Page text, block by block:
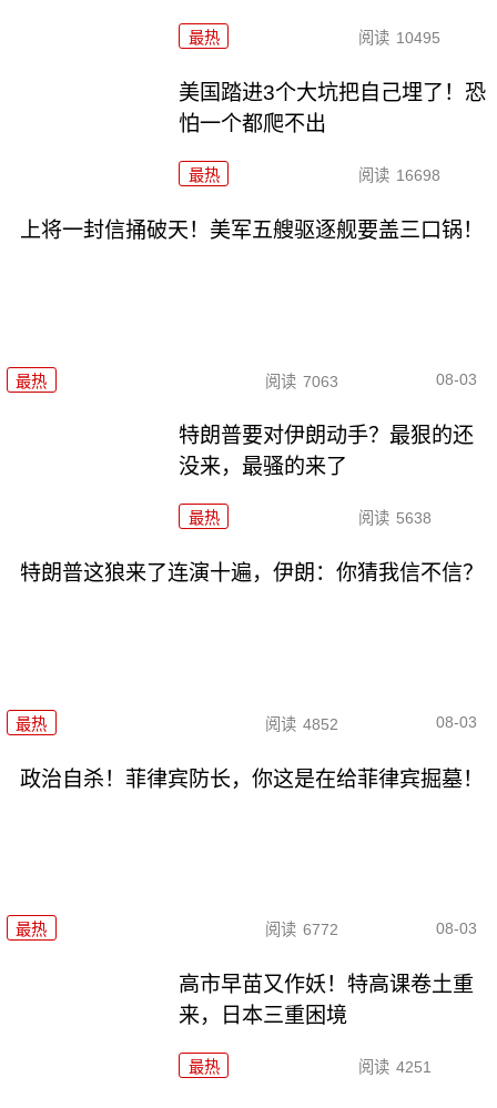
最热 阅读 10495
美国踏进3个大坑把自己埋了！恐
怕一个都爬不出
最热 阅读 16698
上将一封信捅破天！美军五艘驱逐舰要盖三口锅！
最热 阅读 7063 08-03
特朗普要对伊朗动手？最狠的还
没来，最骚的来了
最热 阅读 5638
特朗普这狼来了连演十遍，伊朗：你猜我信不信？
最热 阅读 4852 08-03
政治自杀！菲律宾防长，你这是在给菲律宾掘墓！
最热 阅读 6772 08-03
高市早苗又作妖！特高课卷土重
来，日本三重困境
最热 阅读 4251